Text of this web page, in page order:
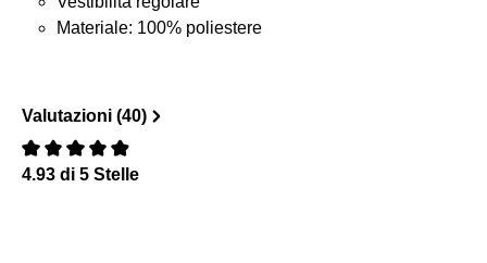
Materiale: 100% poliestere
Valutazioni (40)
Recensione con valutazione di 0 su 5 stelle
4.93 di 5 Stelle